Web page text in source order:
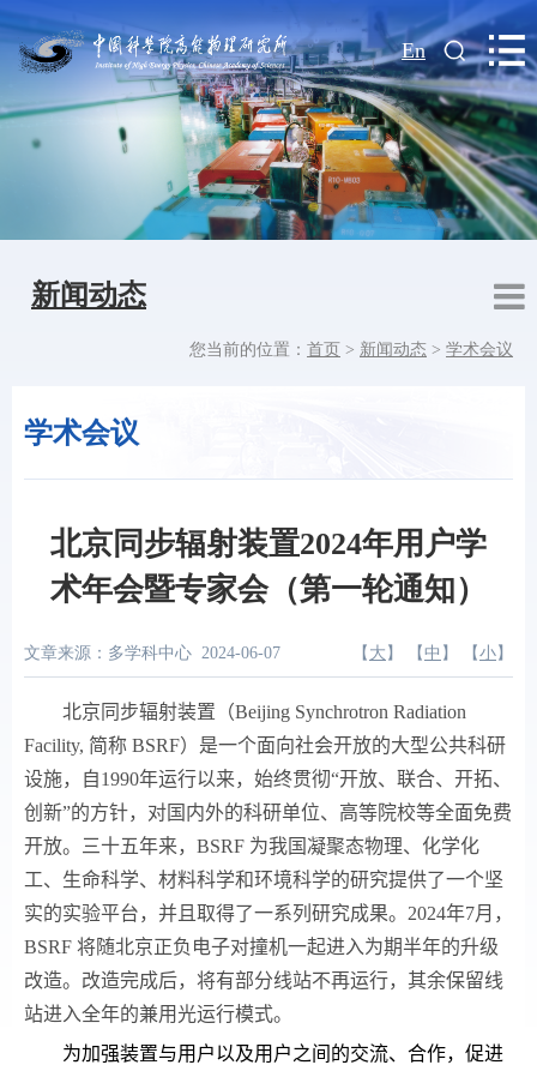
| En
新闻动态
学术会议
您当前的位置： 首页 > 新闻动态 > 学术会议
北京同步辐射装置2024年用户学
术年会暨专家会（第一轮通知）
文章来源：多学科中心 2024-06-07 【 大 】 【 中 】 【 小 】
北京同步辐射装置（Beijing Synchrotron Radiation
Facility, 简称 BSRF）是一个面向社会开放的大型公共科研
设施，自1990年运行以来，始终贯彻“开放、联合、开拓、
创新”的方针，对国内外的科研单位、高等院校等全面免费
开放。三十五年来， BSRF 为我国凝聚态物理、化学化
工、生命科学、材料科学和环境科学的研究提供了一个坚
实的实验平台，并且取得了一系列研究成果。 2024年7月，
BSRF 将随北京正负电子对撞机一起进入为期半年的升级
改造。改造完成后，将有部分线站不再运行，其余保留线
站进入全年的兼用光运行模式。
为加强装置与用户以及用户之间的交流、合作，促进